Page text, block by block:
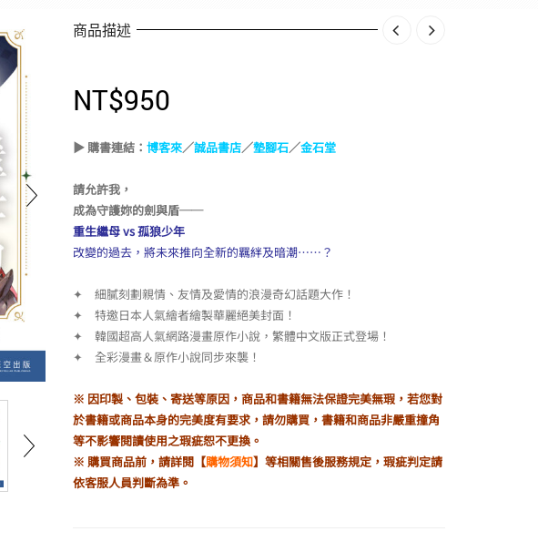
商品描述
NT$950
▶ 購書連結：博客來／誠品書店／墊腳石／金石堂
請允許我，
成為守護妳的劍與盾──
重生繼母 vs 孤狼少年
改變的過去，將未來推向全新的羈絆及暗潮……？
✦ 細膩刻劃親情、友情及愛情的浪漫奇幻話題大作！
✦ 特邀日本人氣繪者繪製華麗絕美封面！
✦ 韓國超高人氣網路漫畫原作小說，繁體中文版正式登場！
✦ 全彩漫畫＆原作小說同步來襲！
※ 因印製、包裝、寄送等原因，商品和書籍無法保證完美無瑕，若您對
於書籍或商品本身的完美度有要求，請勿購買，書籍和商品非嚴重撞角
等不影響閱讀使用之瑕疵恕不更換。
※ 購買商品前，請詳閱【購物須知】等相關售後服務規定，瑕疵判定請
依客服人員判斷為準。